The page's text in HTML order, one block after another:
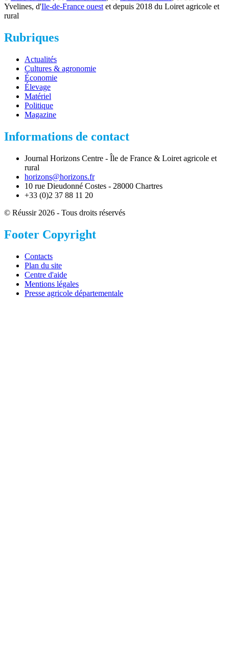
Yvelines, d'Ile-de-France ouestet depuis 2018 du Loiret agricole et
rural
Rubriques
Actualités
Cultures & agronomie
Économie
Élevage
Matériel
Politique
Magazine
Informations de contact
Journal Horizons Centre - Île de France & Loiret agricole et
rural
horizons@horizons.fr
10 rue Dieudonné Costes - 28000 Chartres
+33 (0)2 37 88 11 20
© Réussir 2026 - Tous droits réservés
Footer Copyright
Contacts
Plan du site
Centre d'aide
Mentions légales
Presse agricole départementale